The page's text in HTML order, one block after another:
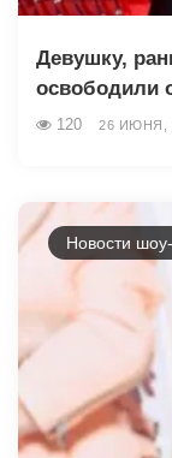
Девушку,
освободили
120 26 ИЮНЯ,
Новости